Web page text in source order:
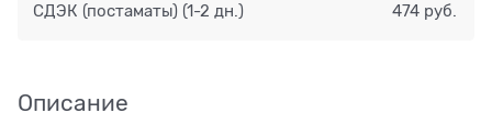
СДЭК (постаматы) (1-2 дн.) 474 руб.
Описание